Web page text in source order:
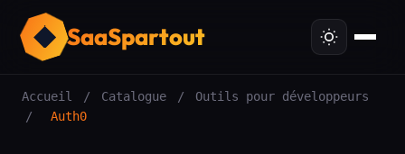
SaaSpartout
Accueil / Catalogue /
Outils pour développeurs
/
Auth0